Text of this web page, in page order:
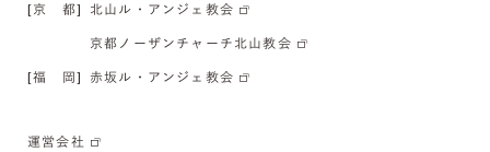
[京 都] 北山ル・アンジェ教会
京都ノーザンチャーチ北山教会
[福 岡] 赤坂ル・アンジェ教会
運営会社